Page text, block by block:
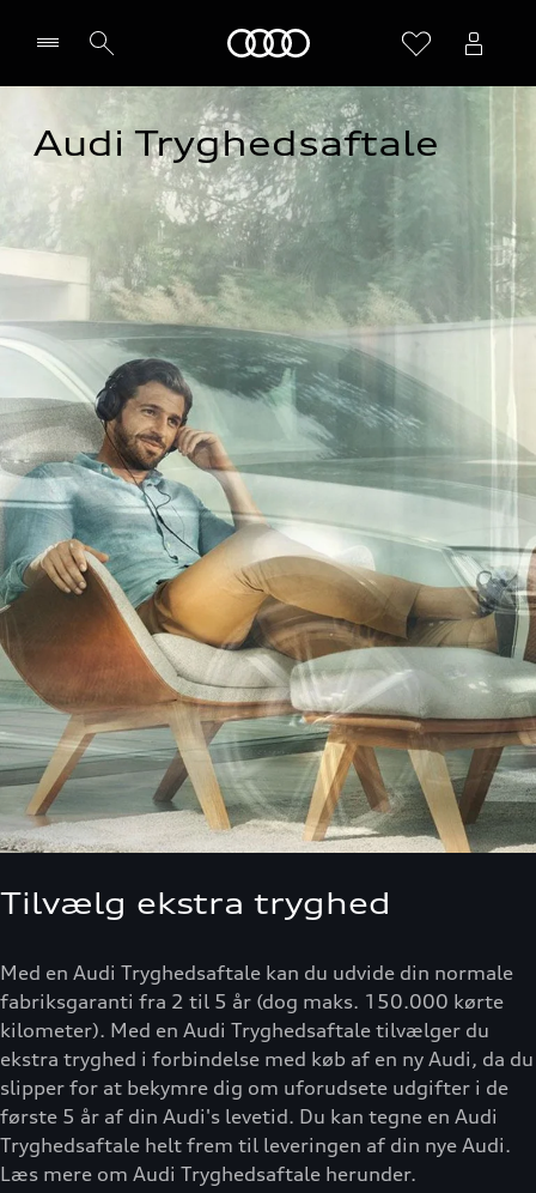
Vælg forhandler
Audi Tryghedsaftale
Tilvælg ekstra tryghed
Med en Audi Tryghedsaftale kan du udvide din normale
fabriksgaranti fra 2 til 5 år (dog maks. 150.000 kørte
kilometer). Med en Audi Tryghedsaftale tilvælger du
ekstra tryghed i forbindelse med køb af en ny Audi, da du
slipper for at bekymre dig om uforudsete udgifter i de
første 5 år af din Audi's levetid. Du kan tegne en Audi
Tryghedsaftale helt frem til leveringen af din nye Audi.
Læs mere om Audi Tryghedsaftale herunder.